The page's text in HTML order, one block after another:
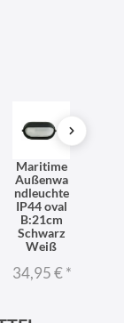
Maritime
Außenwa
ndleuchte
IP44 oval
B:21cm
Schwarz
Weiß
34,95 €*